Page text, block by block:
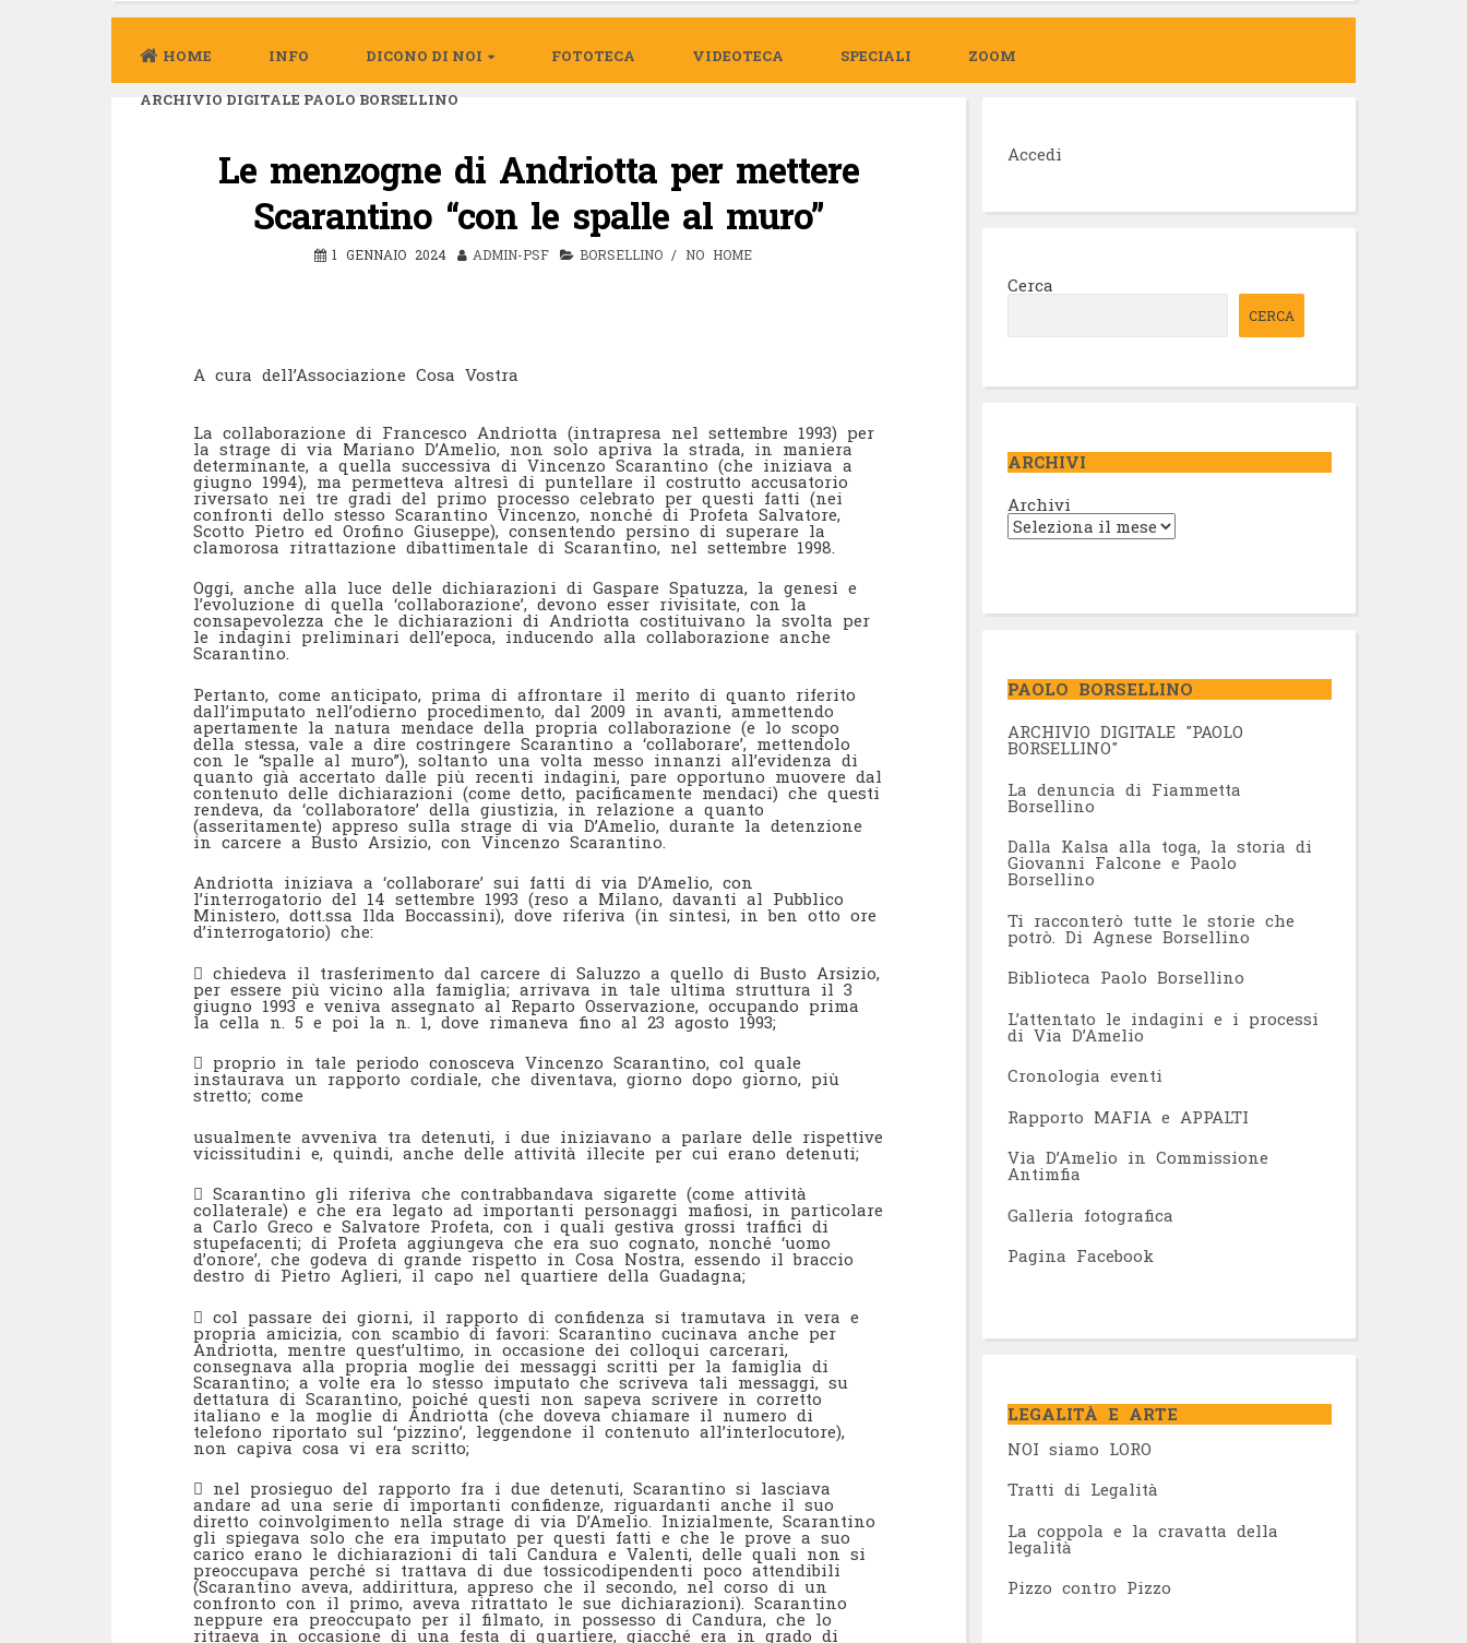
HOME INFO DICONO DI NOI FOTOTECA VIDEOTECA SPECIALI ZOOM
ARCHIVIO DIGITALE PAOLO BORSELLINO
Le menzogne di Andriotta per mettere
Scarantino “con le spalle al muro”
1 GENNAIO 2024 ADMIN-PSF BORSELLINO / NO HOME
A cura dell’Associazione Cosa Vostra
La collaborazione di Francesco Andriotta (intrapresa nel settembre 1993) per
la strage di via Mariano D’Amelio, non solo apriva la strada, in maniera
determinante, a quella successiva di Vincenzo Scarantino (che iniziava a
giugno 1994), ma permetteva altresì di puntellare il costrutto accusatorio
riversato nei tre gradi del primo processo celebrato per questi fatti (nei
confronti dello stesso Scarantino Vincenzo, nonché di Profeta Salvatore,
Scotto Pietro ed Orofino Giuseppe), consentendo persino di superare la
clamorosa ritrattazione dibattimentale di Scarantino, nel settembre 1998.
Oggi, anche alla luce delle dichiarazioni di Gaspare Spatuzza, la genesi e
l’evoluzione di quella ‘collaborazione’, devono esser rivisitate, con la
consapevolezza che le dichiarazioni di Andriotta costituivano la svolta per
le indagini preliminari dell’epoca, inducendo alla collaborazione anche
Scarantino.
Pertanto, come anticipato, prima di affrontare il merito di quanto riferito
dall’imputato nell’odierno procedimento, dal 2009 in avanti, ammettendo
apertamente la natura mendace della propria collaborazione (e lo scopo
della stessa, vale a dire costringere Scarantino a ‘collaborare’, mettendolo
con le “spalle al muro”), soltanto una volta messo innanzi all’evidenza di
quanto già accertato dalle più recenti indagini, pare opportuno muovere dal
contenuto delle dichiarazioni (come detto, pacificamente mendaci) che questi
rendeva, da ‘collaboratore’ della giustizia, in relazione a quanto
(asseritamente) appreso sulla strage di via D’Amelio, durante la detenzione
in carcere a Busto Arsizio, con Vincenzo Scarantino.
Andriotta iniziava a ‘collaborare’ sui fatti di via D’Amelio, con
l’interrogatorio del 14 settembre 1993 (reso a Milano, davanti al Pubblico
Ministero, dott.ssa Ilda Boccassini), dove riferiva (in sintesi, in ben otto ore
d’interrogatorio) che:
 chiedeva il trasferimento dal carcere di Saluzzo a quello di Busto Arsizio,
per essere più vicino alla famiglia; arrivava in tale ultima struttura il 3
giugno 1993 e veniva assegnato al Reparto Osservazione, occupando prima
la cella n. 5 e poi la n. 1, dove rimaneva fino al 23 agosto 1993;
 proprio in tale periodo conosceva Vincenzo Scarantino, col quale
instaurava un rapporto cordiale, che diventava, giorno dopo giorno, più
stretto; come
usualmente avveniva tra detenuti, i due iniziavano a parlare delle rispettive
vicissitudini e, quindi, anche delle attività illecite per cui erano detenuti;
 Scarantino gli riferiva che contrabbandava sigarette (come attività
collaterale) e che era legato ad importanti personaggi mafiosi, in particolare
a Carlo Greco e Salvatore Profeta, con i quali gestiva grossi traffici di
stupefacenti; di Profeta aggiungeva che era suo cognato, nonché ‘uomo
d’onore’, che godeva di grande rispetto in Cosa Nostra, essendo il braccio
destro di Pietro Aglieri, il capo nel quartiere della Guadagna;
 col passare dei giorni, il rapporto di confidenza si tramutava in vera e
propria amicizia, con scambio di favori: Scarantino cucinava anche per
Andriotta, mentre quest’ultimo, in occasione dei colloqui carcerari,
consegnava alla propria moglie dei messaggi scritti per la famiglia di
Scarantino; a volte era lo stesso imputato che scriveva tali messaggi, su
dettatura di Scarantino, poiché questi non sapeva scrivere in corretto
italiano e la moglie di Andriotta (che doveva chiamare il numero di
telefono riportato sul ‘pizzino’, leggendone il contenuto all’interlocutore),
non capiva cosa vi era scritto;
 nel prosieguo del rapporto fra i due detenuti, Scarantino si lasciava
andare ad una serie di importanti confidenze, riguardanti anche il suo
diretto coinvolgimento nella strage di via D’Amelio. Inizialmente, Scarantino
gli spiegava solo che era imputato per questi fatti e che le prove a suo
carico erano le dichiarazioni di tali Candura e Valenti, delle quali non si
preoccupava perché si trattava di due tossicodipendenti poco attendibili
(Scarantino aveva, addirittura, appreso che il secondo, nel corso di un
confronto con il primo, aveva ritrattato le sue dichiarazioni). Scarantino
neppure era preoccupato per il filmato, in possesso di Candura, che lo
ritraeva in occasione di una festa di quartiere, giacché era in grado di
Accedi
Cerca
CERCA
ARCHIVI
Archivi
PAOLO BORSELLINO
ARCHIVIO DIGITALE "PAOLO
BORSELLINO"
La denuncia di Fiammetta
Borsellino
Dalla Kalsa alla toga, la storia di
Giovanni Falcone e Paolo
Borsellino
Ti racconterò tutte le storie che
potrò. Di Agnese Borsellino
Biblioteca Paolo Borsellino
L’attentato le indagini e i processi
di Via D’Amelio
Cronologia eventi
Rapporto MAFIA e APPALTI
Via D’Amelio in Commissione
Antimfia
Galleria fotografica
Pagina Facebook
LEGALITÀ E ARTE
NOI siamo LORO
Tratti di Legalità
La coppola e la cravatta della
legalità
Pizzo contro Pizzo